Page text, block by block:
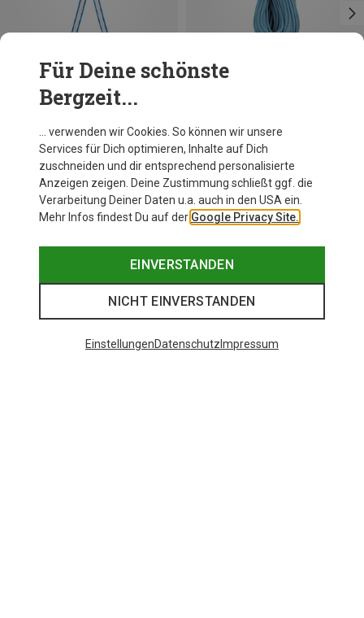
Airloop Slings 10mm Bandschlinge
CHF 21.95
240CM
Für Deine schönste
Bergzeit...
… verwenden wir Cookies. So können wir unsere
Services für Dich optimieren, Inhalte auf Dich
zuschneiden und dir entsprechend personalisierte
Anzeigen zeigen. Deine Zustimmung schließt ggf. die
Verarbeitung Deiner Daten u.a. auch in den USA ein.
Mehr Infos findest Du auf der Google Privacy Site.
EINVERSTANDEN
NICHT EINVERSTANDEN
EinstellungenDatenschutz Impressum